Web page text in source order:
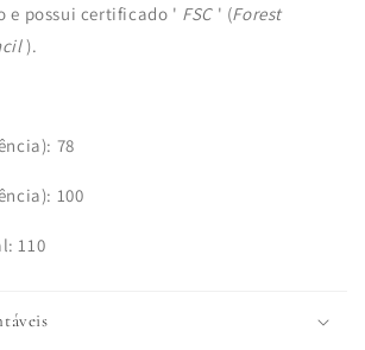
e possui certificado ' FSC ' (Forest
).
78
100
110